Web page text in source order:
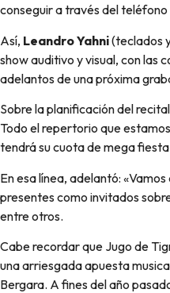
conseguir a través del
Así, Leandro Yahni(teclados
show auditivo y visual, con las
adelantos de una próxima
Sobre la planificación del
Todo el repertorio que
tendrá su cuota de mega
En esa línea, adelantó:
presentes como invitados
entre otros.
Cabe recordar que Jugo de
una arriesgada apuesta
Bergara. A fines del año